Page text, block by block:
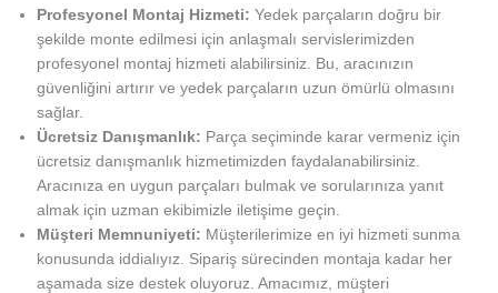
Profesyonel Montaj Hizmeti: Yedek parçaların doğru bir
şekilde monte edilmesi için anlaşmalı servislerimizden
profesyonel montaj hizmeti alabilirsiniz. Bu, aracınızın
güvenliğini artırır ve yedek parçaların uzun ömürlü olmasını
sağlar.
Ücretsiz Danışmanlık: Parça seçiminde karar vermeniz için
ücretsiz danışmanlık hizmetimizden faydalanabilirsiniz.
Aracınıza en uygun parçaları bulmak ve sorularınıza yanıt
almak için uzman ekibimizle iletişime geçin.
Müşteri Memnuniyeti: Müşterilerimize en iyi hizmeti sunma
konusunda iddialıyız. Sipariş sürecinden montaja kadar her
aşamada size destek oluyoruz. Amacımız, müşteri